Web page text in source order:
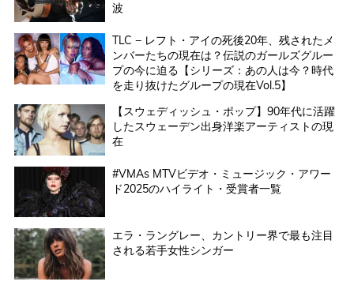
波
TLC − レフト・アイの死後20年、残されたメ
ンバーたちの現在は？伝説のガールズグルー
プの今に迫る【シリーズ：あの人は今？時代
を走り抜けたグループの現在Vol.5】
【スウェディッシュ・ポップ】90年代に活躍
したスウェーデン出身洋楽アーティストの現
在
#VMAs MTVビデオ・ミュージック・アワー
ド2025のハイライト・受賞者一覧
エラ・ラングレー、カントリー界で最も注目
される若手女性シンガー